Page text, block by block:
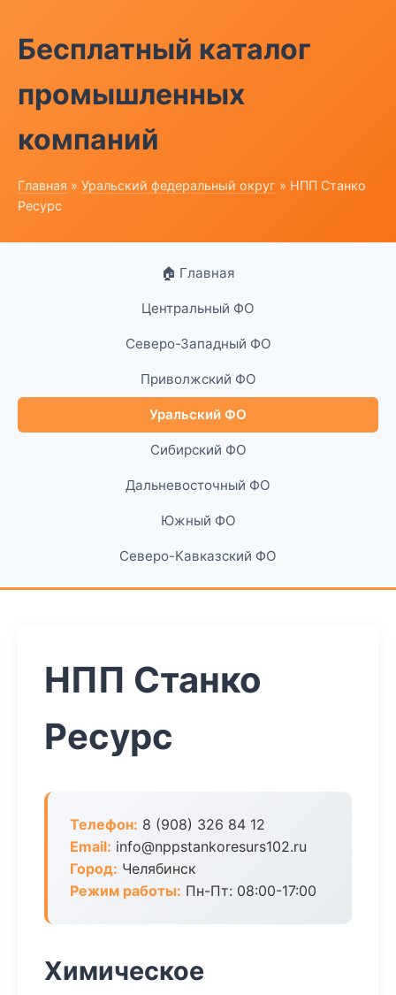
Бесплатный каталог
промышленных
компаний
Главная » Уральский федеральный округ » НПП Станко
Ресурс
🏠 Главная
Центральный ФО
Северо-Западный ФО
Приволжский ФО
Уральский ФО
Сибирский ФО
Дальневосточный ФО
Южный ФО
Северо-Кавказский ФО
НПП Станко
Ресурс
Телефон: 8 (908) 326 84 12
Email: info@nppstankoresurs102.ru
Город: Челябинск
Режим работы: Пн-Пт: 08:00-17:00
Химическое